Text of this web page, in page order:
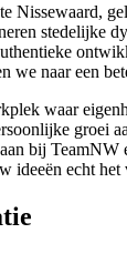
Nissewaard,
stedelijke
we naar een
waar
groei
bij TeamNW
ideeën echt het